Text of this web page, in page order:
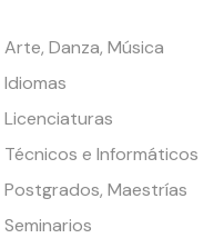
Arte, Danza, Música
Idiomas
Licenciaturas
Técnicos e Informáticos
Postgrados, Maestrías
Seminarios